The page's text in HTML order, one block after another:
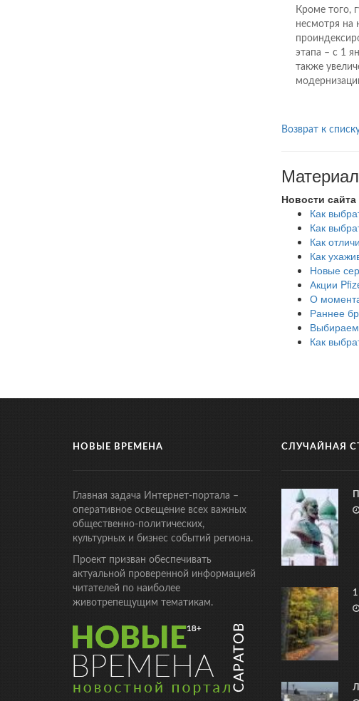
Кроме того,
несмотря на
этапа – с 1
также
Возврат к
Новости сайта
Как
Как
Как
Как
Новые
Акции
О
Раннее
Выбираем
Как
НОВЫЕ ВРЕМЕНА
Главная задача Интернет-портала –
оперативное освещение всех важных
общественно-политических,
культурных и бизнес событий региона.
Проект призван обеспечивать
актуальной проверенной информацией
читателей по наиболее
животрепещущим тематикам.
СЛУЧАЙНАЯ